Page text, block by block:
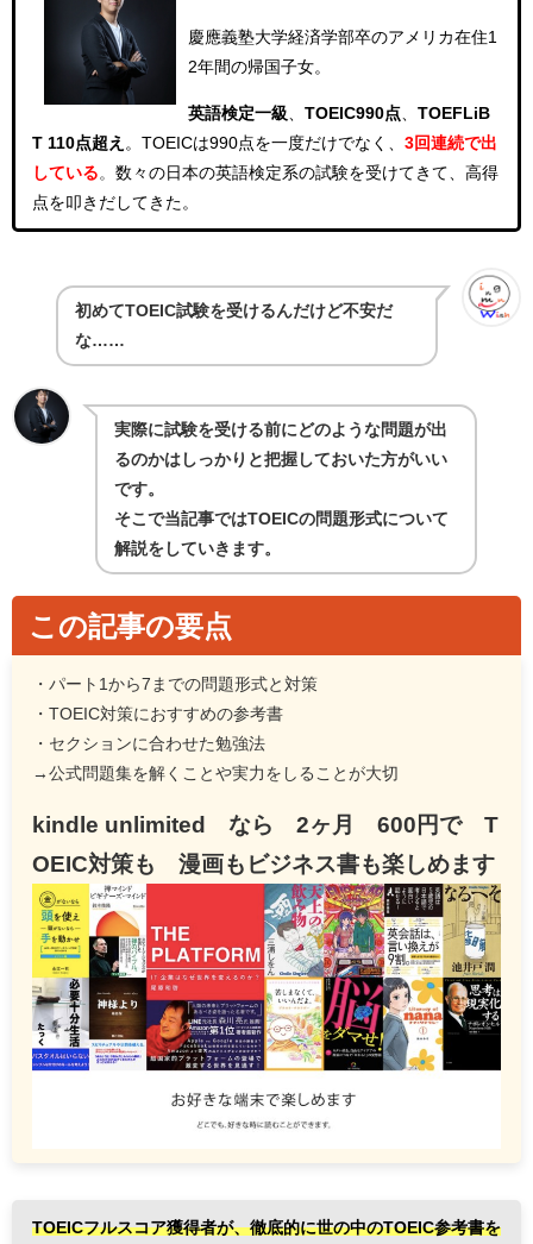
慶應義塾大学経済学部卒のアメリカ在住1
2年間の帰国子女。
英語検定一級 、TOEIC990点 、TOEFLiB
T 110点超え 。 TOEICは990点を一度だけでなく、 3回連続で出
している 。 数々の日本の英語検定系の試験を受けてきて、高得
点を叩きだしてきた。
初めてTOEIC試験を受けるんだけど不安だ
な……
実際に試験を受ける前にどのような問題が出
るのかはしっかりと把握しておいた方がいい
です。
そこで当記事ではTOEICの問題形式について
解説をしていきます。
この記事の要点
・パート1から7までの問題形式と対策
・TOEIC対策におすすめの参考書
・セクションに合わせた勉強法
→公式問題集を解くことや実力をしることが大切
kindle unlimited なら 2ヶ月 600円で T
OEIC対策も 漫画もビジネス書も楽しめます
TOEICフルスコア獲得者が、徹底的に世の中のTOEIC参考書を